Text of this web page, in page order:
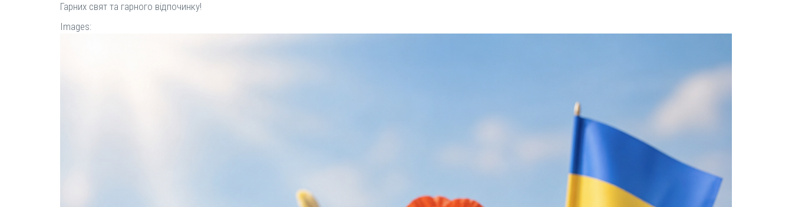
Гарних свят та гарного відпочинку!
Images: